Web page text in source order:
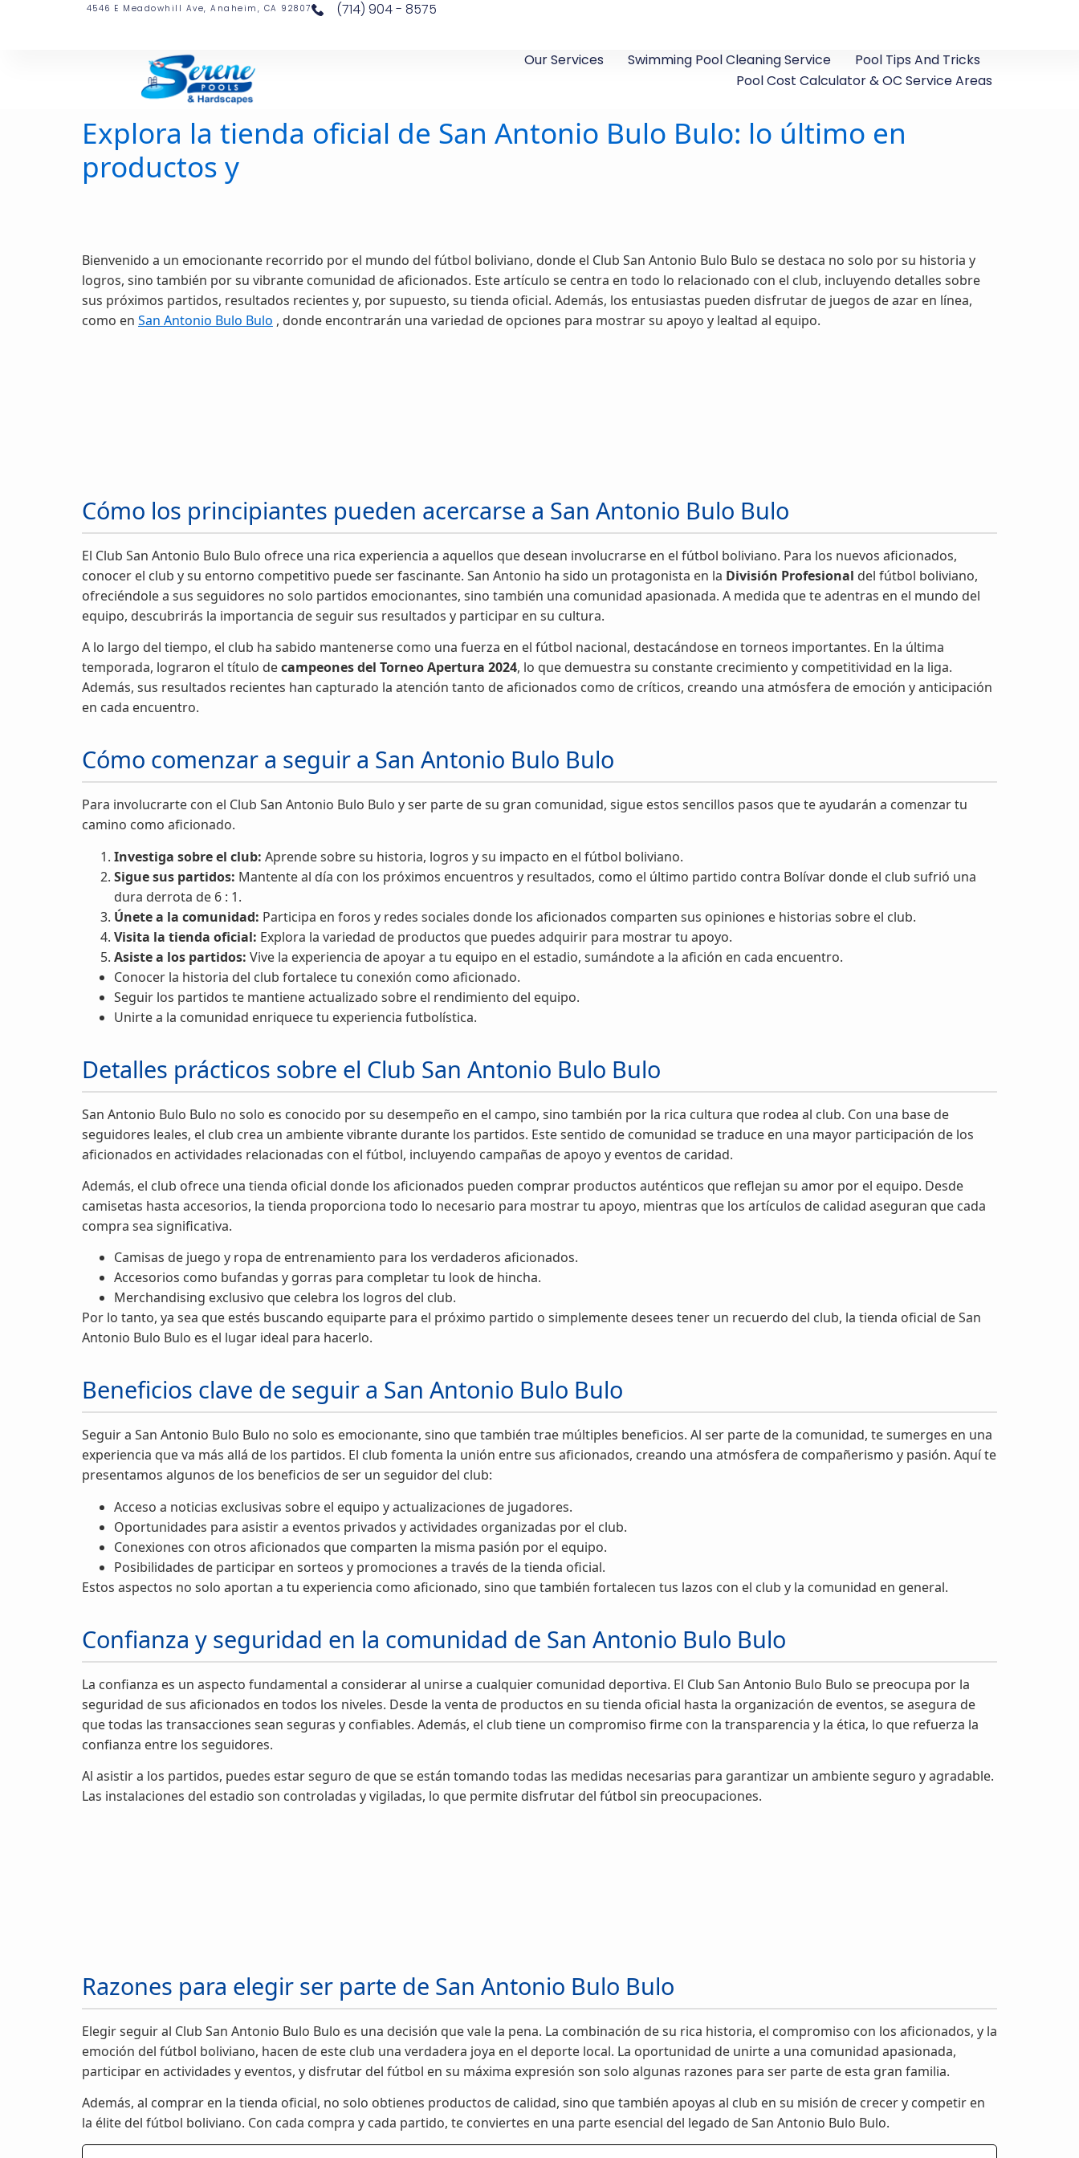
4546 E Meadowhill Ave, Anaheim, CA 92807 (714) 904 - 8575
Our Services Swimming Pool Cleaning Service
Pool Tips And Tricks
Pool Cost Calculator & OC Service Areas
Explora la tienda oficial de San Antonio Bulo Bulo: lo último en
productos y
Bienvenido a un emocionante recorrido por el mundo del fútbol boliviano, donde el Club San Antonio Bulo Bulo se destaca no solo por su historia y
logros, sino también por su vibrante comunidad de aficionados. Este artículo se centra en todo lo relacionado con el club, incluyendo detalles sobre
sus próximos partidos, resultados recientes y, por supuesto, su tienda oficial. Además, los entusiastas pueden disfrutar de juegos de azar en línea,
como en San Antonio Bulo Bulo , donde encontrarán una variedad de opciones para mostrar su apoyo y lealtad al equipo.
Cómo los principiantes pueden acercarse a San Antonio Bulo Bulo
El Club San Antonio Bulo Bulo ofrece una rica experiencia a aquellos que desean involucrarse en el fútbol boliviano. Para los nuevos aficionados,
conocer el club y su entorno competitivo puede ser fascinante. San Antonio ha sido un protagonista en la División Profesional del fútbol boliviano,
ofreciéndole a sus seguidores no solo partidos emocionantes, sino también una comunidad apasionada. A medida que te adentras en el mundo del
equipo, descubrirás la importancia de seguir sus resultados y participar en su cultura.
A lo largo del tiempo, el club ha sabido mantenerse como una fuerza en el fútbol nacional, destacándose en torneos importantes. En la última
temporada, lograron el título decampeones del Torneo Apertura 2024, lo que demuestra su constante crecimiento y competitividad en la liga.
Además, sus resultados recientes han capturado la atención tanto de aficionados como de críticos, creando una atmósfera de emoción y anticipación
en cada encuentro.
Cómo comenzar a seguir a San Antonio Bulo Bulo
Para involucrarte con el Club San Antonio Bulo Bulo y ser parte de su gran comunidad, sigue estos sencillos pasos que te ayudarán a comenzar tu
camino como aficionado.
Investiga sobre el club: Aprende sobre su historia, logros y su impacto en el fútbol boliviano.
Sigue sus partidos: Mantente al día con los próximos encuentros y resultados, como el último partido contra Bolívar donde el club sufrió una
dura derrota de 6 : 1.
Únete a la comunidad: Participa en foros y redes sociales donde los aficionados comparten sus opiniones e historias sobre el club.
Visita la tienda oficial: Explora la variedad de productos que puedes adquirir para mostrar tu apoyo.
Asiste a los partidos: Vive la experiencia de apoyar a tu equipo en el estadio, sumándote a la afición en cada encuentro.
Conocer la historia del club fortalece tu conexión como aficionado.
Seguir los partidos te mantiene actualizado sobre el rendimiento del equipo.
Unirte a la comunidad enriquece tu experiencia futbolística.
Detalles prácticos sobre el Club San Antonio Bulo Bulo
San Antonio Bulo Bulo no solo es conocido por su desempeño en el campo, sino también por la rica cultura que rodea al club. Con una base de
seguidores leales, el club crea un ambiente vibrante durante los partidos. Este sentido de comunidad se traduce en una mayor participación de los
aficionados en actividades relacionadas con el fútbol, incluyendo campañas de apoyo y eventos de caridad.
Además, el club ofrece una tienda oficial donde los aficionados pueden comprar productos auténticos que reflejan su amor por el equipo. Desde
camisetas hasta accesorios, la tienda proporciona todo lo necesario para mostrar tu apoyo, mientras que los artículos de calidad aseguran que cada
compra sea significativa.
Camisas de juego y ropa de entrenamiento para los verdaderos aficionados.
Accesorios como bufandas y gorras para completar tu look de hincha.
Merchandising exclusivo que celebra los logros del club.
Por lo tanto, ya sea que estés buscando equiparte para el próximo partido o simplemente desees tener un recuerdo del club, la tienda oficial de San
Antonio Bulo Bulo es el lugar ideal para hacerlo.
Beneficios clave de seguir a San Antonio Bulo Bulo
Seguir a San Antonio Bulo Bulo no solo es emocionante, sino que también trae múltiples beneficios. Al ser parte de la comunidad, te sumerges en una
experiencia que va más allá de los partidos. El club fomenta la unión entre sus aficionados, creando una atmósfera de compañerismo y pasión. Aquí te
presentamos algunos de los beneficios de ser un seguidor del club:
Acceso a noticias exclusivas sobre el equipo y actualizaciones de jugadores.
Oportunidades para asistir a eventos privados y actividades organizadas por el club.
Conexiones con otros aficionados que comparten la misma pasión por el equipo.
Posibilidades de participar en sorteos y promociones a través de la tienda oficial.
Estos aspectos no solo aportan a tu experiencia como aficionado, sino que también fortalecen tus lazos con el club y la comunidad en general.
Confianza y seguridad en la comunidad de San Antonio Bulo Bulo
La confianza es un aspecto fundamental a considerar al unirse a cualquier comunidad deportiva. El Club San Antonio Bulo Bulo se preocupa por la
seguridad de sus aficionados en todos los niveles. Desde la venta de productos en su tienda oficial hasta la organización de eventos, se asegura de
que todas las transacciones sean seguras y confiables. Además, el club tiene un compromiso firme con la transparencia y la ética, lo que refuerza la
confianza entre los seguidores.
Al asistir a los partidos, puedes estar seguro de que se están tomando todas las medidas necesarias para garantizar un ambiente seguro y agradable.
Las instalaciones del estadio son controladas y vigiladas, lo que permite disfrutar del fútbol sin preocupaciones.
Razones para elegir ser parte de San Antonio Bulo Bulo
Elegir seguir al Club San Antonio Bulo Bulo es una decisión que vale la pena. La combinación de su rica historia, el compromiso con los aficionados, y la
emoción del fútbol boliviano, hacen de este club una verdadera joya en el deporte local. La oportunidad de unirte a una comunidad apasionada,
participar en actividades y eventos, y disfrutar del fútbol en su máxima expresión son solo algunas razones para ser parte de esta gran familia.
Además, al comprar en la tienda oficial, no solo obtienes productos de calidad, sino que también apoyas al club en su misión de crecer y competir en
la élite del fútbol boliviano. Con cada compra y cada partido, te conviertes en una parte esencial del legado de San Antonio Bulo Bulo.